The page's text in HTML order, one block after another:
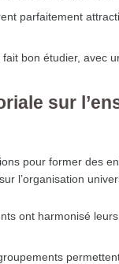
parfaitement
bon étudier, avec
sur
pour former des
l’organisation
ont harmonisé